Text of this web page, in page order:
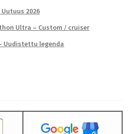
2026
Ultra – Custom / cruiser
Uudistettu legenda